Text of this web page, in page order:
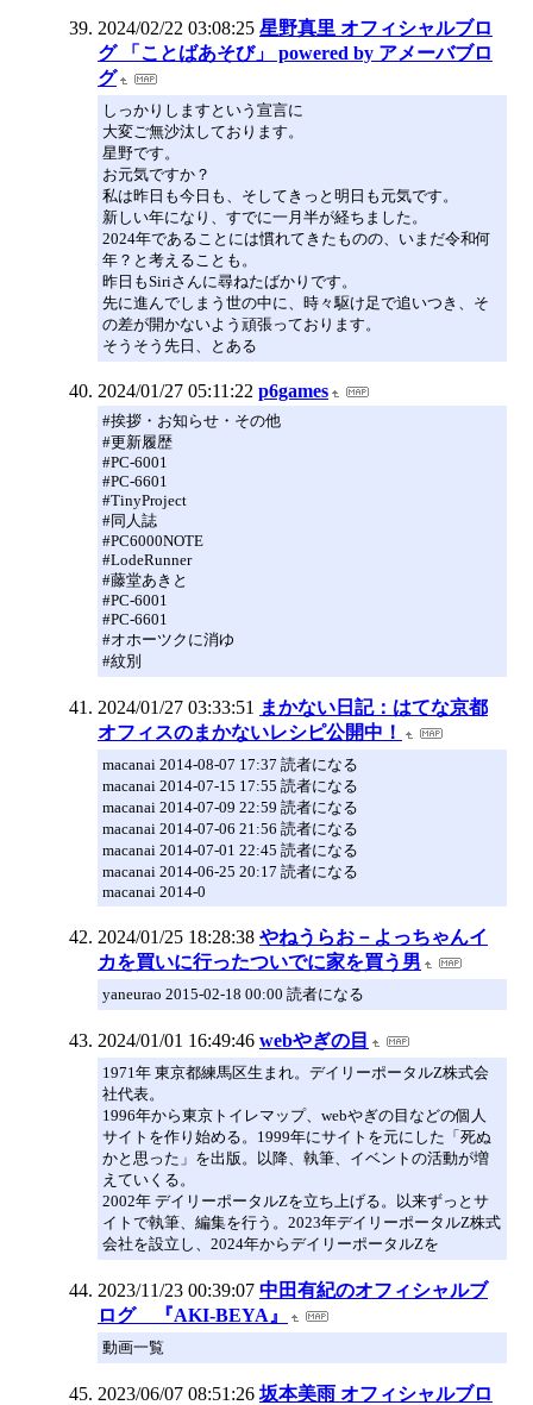
2024/02/22 03:08:25 星野真里 オフィシャルブロ
グ 「ことばあそび」 powered by アメーバブロ
グ
しっかりしますという宣言に
大変ご無沙汰しております。
星野です。
お元気ですか？
私は昨日も今日も、そしてきっと明日も元気です。
新しい年になり、すでに一月半が経ちました。
2024年であることには慣れてきたものの、いまだ令和何
年？と考えることも。
昨日もSiriさんに尋ねたばかりです。
先に進んでしまう世の中に、時々駆け足で追いつき、そ
の差が開かないよう頑張っております。
そうそう先日、とある
2024/01/27 05:11:22 p6games
#挨拶・お知らせ・その他
#更新履歴
#PC-6001
#PC-6601
#TinyProject
#同人誌
#PC6000NOTE
#LodeRunner
#藤堂あきと
#PC-6001
#PC-6601
#オホーツクに消ゆ
#紋別
2024/01/27 03:33:51 まかない日記：はてな京都
オフィスのまかないレシピ公開中！
macanai 2014-08-07 17:37 読者になる
macanai 2014-07-15 17:55 読者になる
macanai 2014-07-09 22:59 読者になる
macanai 2014-07-06 21:56 読者になる
macanai 2014-07-01 22:45 読者になる
macanai 2014-06-25 20:17 読者になる
macanai 2014-0
2024/01/25 18:28:38 やねうらお－よっちゃんイ
カを買いに行ったついでに家を買う男
yaneurao 2015-02-18 00:00 読者になる
2024/01/01 16:49:46 webやぎの目
1971年 東京都練馬区生まれ。デイリーポータルZ株式会
社代表。
1996年から東京トイレマップ、webやぎの目などの個人
サイトを作り始める。1999年にサイトを元にした「死ぬ
かと思った」を出版。以降、執筆、イベントの活動が増
えていくる。
2002年 デイリーポータルZを立ち上げる。以来ずっとサ
イトで執筆、編集を行う。2023年デイリーポータルZ株式
会社を設立し、2024年からデイリーポータルZを
2023/11/23 00:39:07 中田有紀のオフィシャルブ
ログ 『AKI-BEYA』
動画一覧
2023/06/07 08:51:26 坂本美雨 オフィシャルブロ